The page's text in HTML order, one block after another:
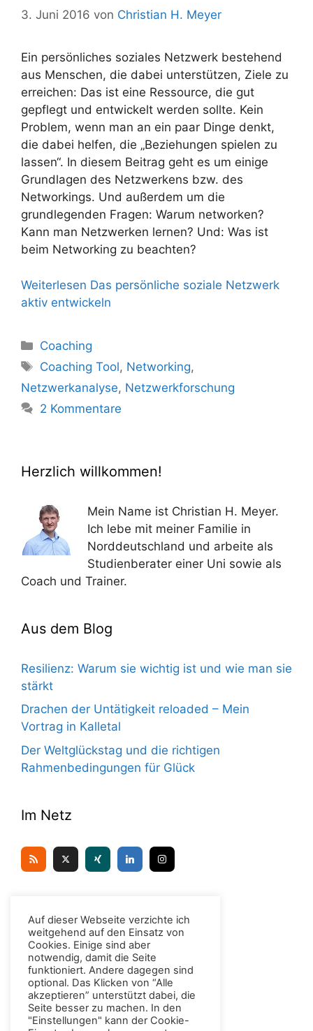
3. Juni 2016 von Christian H. Meyer
Ein persönliches soziales Netzwerk bestehend
aus Menschen, die dabei unterstützen, Ziele zu
erreichen: Das ist eine Ressource, die gut
gepflegt und entwickelt werden sollte. Kein
Problem, wenn man an ein paar Dinge denkt,
die dabei helfen, die „Beziehungen spielen zu
lassen“. In diesem Beitrag geht es um einige
Grundlagen des Netzwerkens bzw. des
Networkings. Und außerdem um die
grundlegenden Fragen: Warum networken?
Kann man Netzwerken lernen? Und: Was ist
beim Networking zu beachten?
Weiterlesen Das persönliche soziale Netzwerk
aktiv entwickeln
Kategorien
Coaching
Schlagwörter
Coaching Tool, Networking,
Netzwerkanalyse, Netzwerkforschung
2 Kommentare
Herzlich willkommen!
Mein Name ist Christian H. Meyer.
Ich lebe mit meiner Familie in
Norddeutschland und arbeite als
Studienberater einer Uni sowie als
Coach und Trainer.
Aus dem Blog
Resilienz: Warum sie wichtig ist und wie man sie
stärkt
Drachen der Untätigkeit reloaded – Mein
Vortrag in Kalletal
Der Weltglückstag und die richtigen
Rahmenbedingungen für Glück
Im Netz
Kontakt
Dr. Christian H. Meyer
Unter den Eichen 6
D-49439 Steinfeld (Oldenburg)
Tel.: 0176 / 96 99 55 66
E-Mail: mail at christianhmeyer.de
Auf dieser Webseite verzichte ich
weitgehend auf den Einsatz von
Cookies. Einige sind aber
notwendig, damit die Seite
funktioniert. Andere dagegen sind
optional. Das Klicken von “Alle
akzeptieren” unterstützt dabei, die
Seite besser zu machen. In den
"Einstellungen" kann der Cookie-